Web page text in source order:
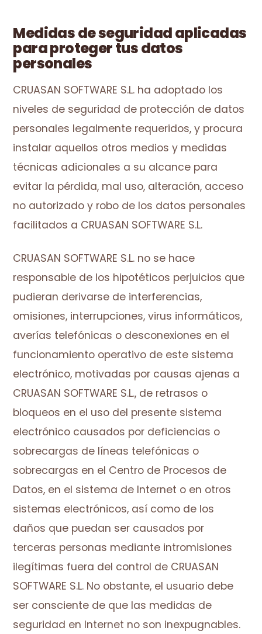
Medidas de seguridad aplicadas
para proteger tus datos
personales
CRUASAN SOFTWARE S.L. ha adoptado los
niveles de seguridad de protección de datos
personales legalmente requeridos, y procura
instalar aquellos otros medios y medidas
técnicas adicionales a su alcance para
evitar la pérdida, mal uso, alteración, acceso
no autorizado y robo de los datos personales
facilitados a CRUASAN SOFTWARE S.L.
CRUASAN SOFTWARE S.L. no se hace
responsable de los hipotéticos perjuicios que
pudieran derivarse de interferencias,
omisiones, interrupciones, virus informáticos,
averías telefónicas o desconexiones en el
funcionamiento operativo de este sistema
electrónico, motivadas por causas ajenas a
CRUASAN SOFTWARE S.L., de retrasos o
bloqueos en el uso del presente sistema
electrónico causados por deficiencias o
sobrecargas de líneas telefónicas o
sobrecargas en el Centro de Procesos de
Datos, en el sistema de Internet o en otros
sistemas electrónicos, así como de los
daños que puedan ser causados por
terceras personas mediante intromisiones
ilegítimas fuera del control de CRUASAN
SOFTWARE S.L. No obstante, el usuario debe
ser consciente de que las medidas de
seguridad en Internet no son inexpugnables.